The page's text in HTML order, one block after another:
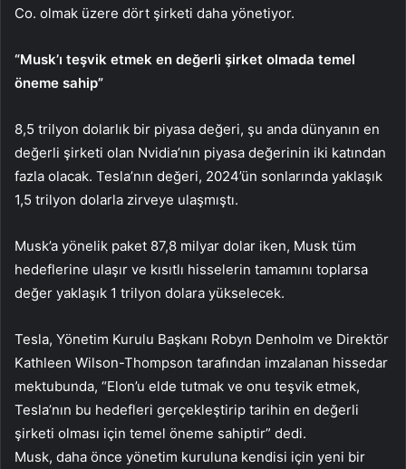
Co. olmak üzere dört şirketi daha yönetiyor.
“Musk’ı teşvik etmek en değerli şirket olmada temel
öneme sahip”
8,5 trilyon dolarlık bir piyasa değeri, şu anda dünyanın en
değerli şirketi olan Nvidia’nın piyasa değerinin iki katından
fazla olacak. Tesla’nın değeri, 2024’ün sonlarında yaklaşık
1,5 trilyon dolarla zirveye ulaşmıştı.
Musk’a yönelik paket 87,8 milyar dolar iken, Musk tüm
hedeflerine ulaşır ve kısıtlı hisselerin tamamını toplarsa
değer yaklaşık 1 trilyon dolara yükselecek.
Tesla, Yönetim Kurulu Başkanı Robyn Denholm ve Direktör
Kathleen Wilson-Thompson tarafından imzalanan hissedar
mektubunda, “Elon’u elde tutmak ve onu teşvik etmek,
Tesla’nın bu hedefleri gerçekleştirip tarihin en değerli
şirketi olması için temel öneme sahiptir” dedi.
Musk, daha önce yönetim kuruluna kendisi için yeni bir